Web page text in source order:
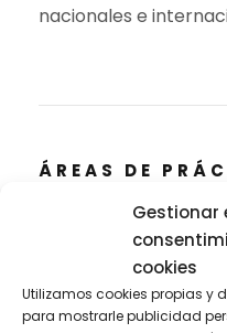
Gestionar
cookies
Utilizamos cookies propias y
para mostrarle publicidad
nacionales e
ÁREAS DE
Litigación y
Derecho Mercantil
Compliance